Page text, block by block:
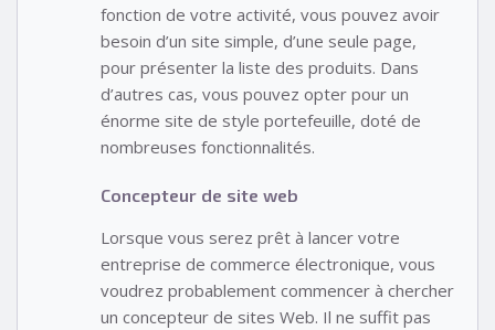
fonction de votre activité, vous pouvez avoir
besoin d’un site simple, d’une seule page,
pour présenter la liste des produits. Dans
d’autres cas, vous pouvez opter pour un
énorme site de style portefeuille, doté de
nombreuses fonctionnalités.
Concepteur de site web
Lorsque vous serez prêt à lancer votre
entreprise de commerce électronique, vous
voudrez probablement commencer à chercher
un concepteur de sites Web. Il ne suffit pas